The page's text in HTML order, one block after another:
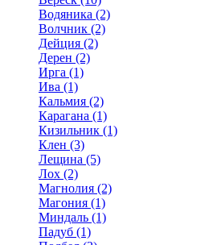
Водяника (2)
Волчник (2)
Дейция (2)
Дерен (2)
Ирга (1)
Ива (1)
Кальмия (2)
Карагана (1)
Кизильник (1)
Клен (3)
Лещина (5)
Лох (2)
Магнолия (2)
Магония (1)
Миндаль (1)
Падуб (1)